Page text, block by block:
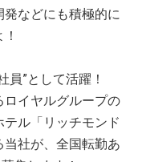
発などにも積極的に
”として活躍！
イヤルグループの
ル「リッチモンド
社が、全国転勤あ